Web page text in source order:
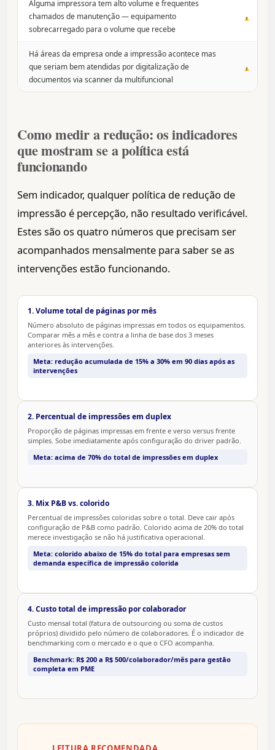
Alguma impressora tem alto volume e frequentes
chamados de manutenção — equipamento
sobrecarregado para o volume que recebe
Há áreas da empresa onde a impressão acontece mas
que seriam bem atendidas por digitalização de
documentos via scanner da multifuncional
Como medir a redução: os indicadores
que mostram se a política está
funcionando
Sem indicador, qualquer política de redução de
impressão é percepção, não resultado verificável.
Estes são os quatro números que precisam ser
acompanhados mensalmente para saber se as
intervenções estão funcionando.
1. Volume total de páginas por mês
Número absoluto de páginas impressas em todos os equipamentos.
Comparar mês a mês e contra a linha de base dos 3 meses
anteriores às intervenções.
Meta: redução acumulada de 15% a 30% em 90 dias após as
intervenções
2. Percentual de impressões em duplex
Proporção de páginas impressas em frente e verso versus frente
simples. Sobe imediatamente após configuração do driver padrão.
Meta: acima de 70% do total de impressões em duplex
3. Mix P&B vs. colorido
Percentual de impressões coloridas sobre o total. Deve cair após
configuração de P&B como padrão. Colorido acima de 20% do total
merece investigação se não há justificativa operacional.
Meta: colorido abaixo de 15% do total para empresas sem
demanda específica de impressão colorida
4. Custo total de impressão por colaborador
Custo mensal total (fatura de outsourcing ou soma de custos
próprios) dividido pelo número de colaboradores. É o indicador de
benchmarking com o mercado e o que o CFO acompanha.
Benchmark: R$ 200 a R$ 500/colaborador/mês para gestão
completa em PME